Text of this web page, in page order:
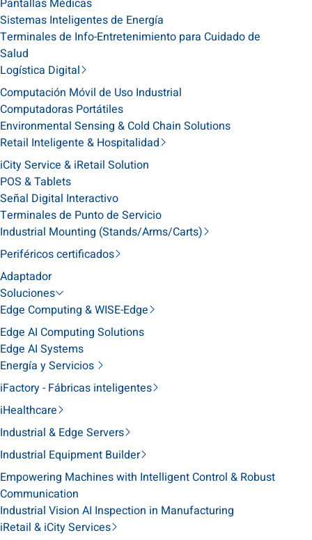
Sistemas Inteligentes de Energía
Terminales de Info-Entretenimiento para Cuidado de
Salud
Logística Digital
Computación Móvil de Uso Industrial
Computadoras Portátiles
Environmental Sensing & Cold Chain Solutions
Retail Inteligente & Hospitalidad
iCity Service & iRetail Solution
POS & Tablets
Señal Digital Interactivo
Terminales de Punto de Servicio
Industrial Mounting (Stands/Arms/Carts)
Periféricos certificados
Adaptador
Soluciones
Edge Computing & WISE-Edge
Edge AI Computing Solutions
Edge AI Systems
Energía y Servicios
iFactory - Fábricas inteligentes
iHealthcare
Industrial & Edge Servers
Industrial Equipment Builder
Empowering Machines with Intelligent Control & Robust
Communication
Industrial Vision AI Inspection in Manufacturing
iRetail & iCity Services